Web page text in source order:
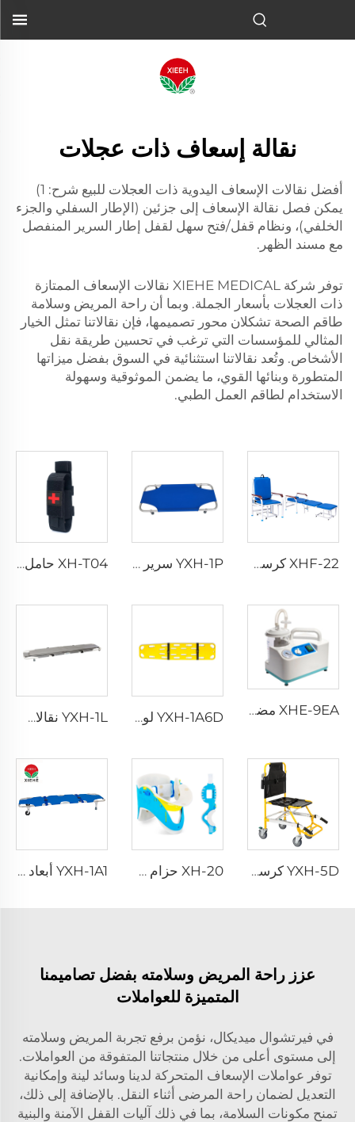
نقالة إسعاف ذات عجلات
أفضل نقالات الإسعاف اليدوية ذات العجلات للبيع شرح: 1)
يمكن فصل نقالة الإسعاف إلى جزئين (الإطار السفلي والجزء
الخلفي)، ونظام قفل/فتح سهل لقفل إطار السرير المنفصل
مع مسند الظهر.
توفر شركة XIEHE MEDICAL نقالات الإسعاف الممتازة
ذات العجلات بأسعار الجملة. وبما أن راحة المريض وسلامة
طاقم الصحة تشكلان محور تصميمها، فإن نقالاتنا تمثل الخيار
المثالي للمؤسسات التي ترغب في تحسين طريقة نقل
الأشخاص. وتُعد نقالاتنا استثنائية في السوق بفضل ميزاتها
المتطورة وبنائها القوي، ما يضمن الموثوقية وسهولة
الاستخدام لطاقم العمل الطبي.
XHF-22 كرسي مرافق متعدد الوظائف ذو جودة جيدة وسعر رخيص YXH-1P سرير طوارئ مستشفى الحيوانات الأليفة البيطرية XH-T04 حامل شرائط وقف النزيف
XHE-9EA مضخة شفط محمولة ذات استهلاك منخفض YXH-1A6D لوحة إنقاذ بلاستيكية خلفية ملقط لوحة العمود الفقري YXH-1L نقالات طبية قابلة للطي رخيصة من سبيكة الألمنيوم
YXH-5D كرسي كهربائي صاعد الدرج من نوع Xiehe XH-20 حزام عنقي YXH-1A1 أبعاد النقالة الطبية المصنوعة من سبيكة الألمنيوم
عزز راحة المريض وسلامته بفضل تصاميمنا
المتميزة للعواملات
في فيرتشوال ميديكال، نؤمن برفع تجربة المريض وسلامته
إلى مستوى أعلى من خلال منتجاتنا المتفوقة من العواملات.
توفر عواملات الإسعاف المتحركة لدينا وسائد لينة وإمكانية
التعديل لضمان راحة المرضى أثناء النقل. بالإضافة إلى ذلك،
تمنح مكونات السلامة، بما في ذلك آليات القفل الآمنة والبنية